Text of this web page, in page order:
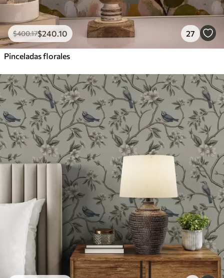
$400.17$240.10 27
Pinceladas florales